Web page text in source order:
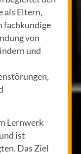
als Eltern,
fachkundige
von
und
Lernwerk
ist
Das Ziel